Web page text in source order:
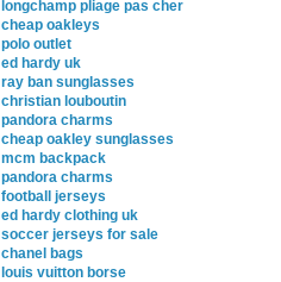
longchamp pliage pas cher
cheap oakleys
polo outlet
ed hardy uk
ray ban sunglasses
christian louboutin
pandora charms
cheap oakley sunglasses
mcm backpack
pandora charms
football jerseys
ed hardy clothing uk
soccer jerseys for sale
chanel bags
louis vuitton borse